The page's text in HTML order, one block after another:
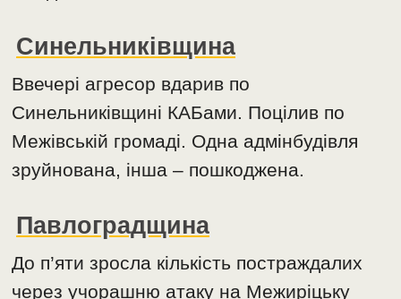
Синельниківщина
Ввечері агресор вдарив по
Синельниківщині КАБами. Поцілив по
Межівській громаді. Одна адмінбудівля
зруйнована, інша – пошкоджена.
Павлоградщина
До п’яти зросла кількість постраждалих
через учорашню атаку на Межиріцьку